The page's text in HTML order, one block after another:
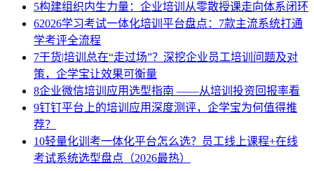
5构建组织内生力量：企业培训从零散授课走向体系闭环
62026学习考试一体化培训平台盘点：7款主流系统打通
学考评全流程
7干货|培训总在“走过场”？深挖企业员工培训问题及对
策，企学宝让效果可衡量
8企业微信培训应用选型指南 ——从培训投资回报率看
9钉钉平台上的培训应用深度测评，企学宝为何值得推
荐？
10轻量化训考一体化平台怎么选？员工线上课程+在线
考试系统选型盘点（2026最热）